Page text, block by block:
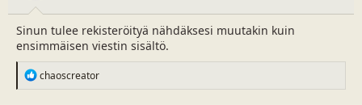
Sinun tulee rekisteröityä nähdäksesi muutakin kuin
ensimmäisen viestin sisältö.
R
e
chaoscreator